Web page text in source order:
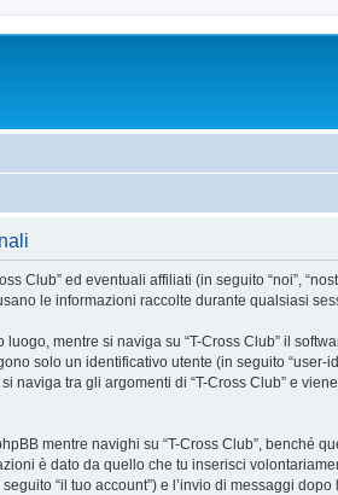
Club” ed eventuali affiliati (in seguito “noi”,
le informazioni raccolte durante qualsiasi
mentre si naviga su “T-Cross Club” il
solo un identificativo utente (in seguito
naviga tra gli argomenti di “T-Cross Club” e
mentre navighi su “T-Cross Club”,
è dato da quello che tu inserisci
“il tuo account”) e l’invio di messaggi